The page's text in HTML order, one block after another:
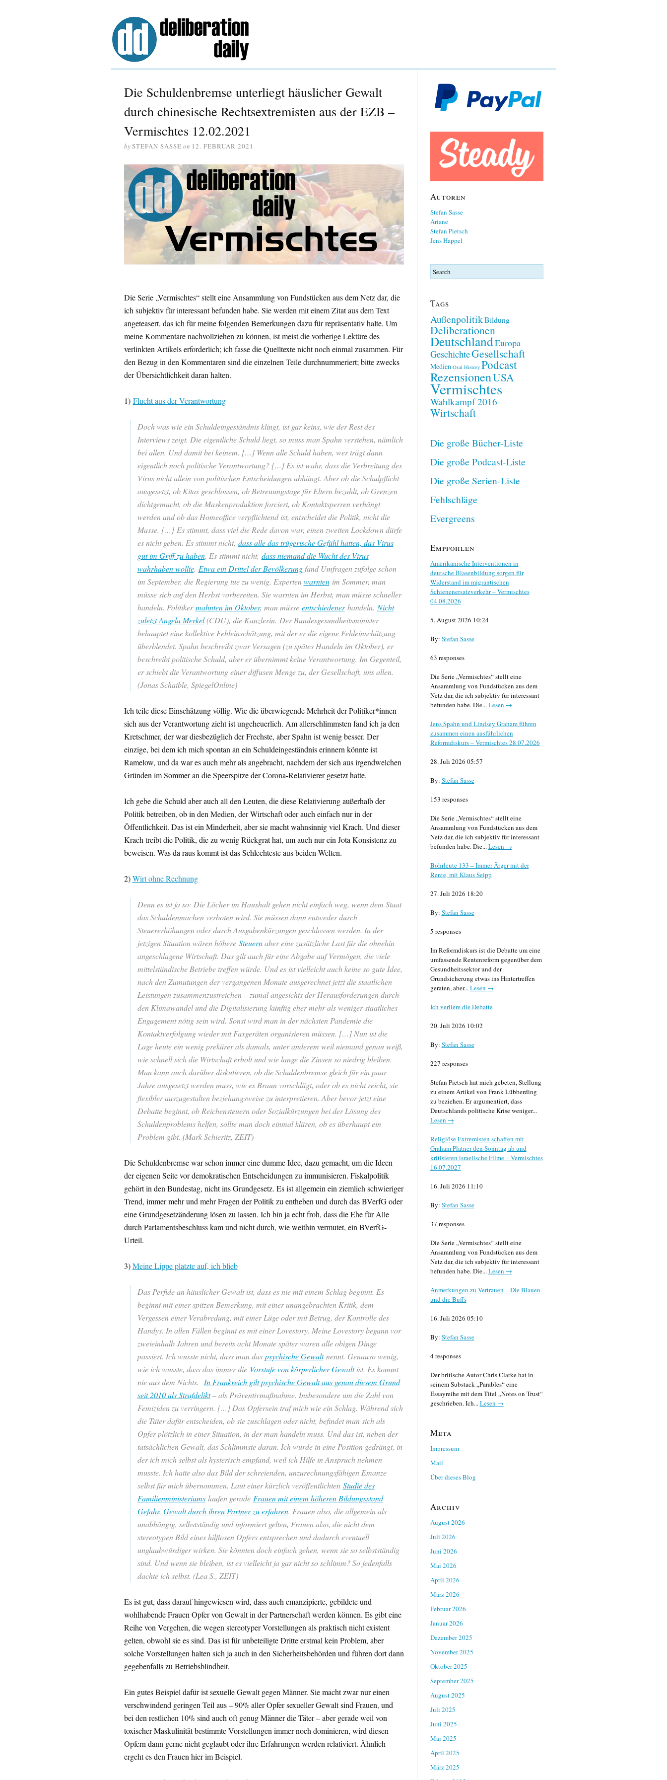
Die Schuldenbremse unterliegt häuslicher Gewalt
durch chinesische Rechtsextremisten aus der EZB –
Vermischtes 12.02.2021
bySTEFAN SASSE on 12. FEBRUAR 2021
Die Serie „Vermischtes“ stellt eine Ansammlung von Fundstücken aus dem Netz dar, die
ich subjektiv für interessant befunden habe. Sie werden mit einem Zitat aus dem Text
angeteasert, das ich für meine folgenden Bemerkungen dazu für repräsentativ halte. Um
meine Kommentare nachvollziehen zu können, ist meist die vorherige Lektüre des
verlinkten Artikels erforderlich; ich fasse die Quelltexte nicht noch einmal zusammen. Für
den Bezug in den Kommentaren sind die einzelnen Teile durchnummeriert; bitte zwecks
der Übersichtlichkeit daran halten.
1) Flucht aus der Verantwortung
Doch was wie ein Schuldeingeständnis klingt, ist gar keins, wie der Rest des
Interviews zeigt. Die eigentliche Schuld liegt, so muss man Spahn verstehen, nämlich
bei allen. Und damit bei keinem. […] Wenn alle Schuld haben, wer trägt dann
eigentlich noch politische Verantwortung? […] Es ist wahr, dass die Verbreitung des
Virus nicht allein von politischen Entscheidungen abhängt. Aber ob die Schulpflicht
ausgesetzt, ob Kitas geschlossen, ob Betreuungstage für Eltern bezahlt, ob Grenzen
dichtgemacht, ob die Maskenproduktion forciert, ob Kontaktsperren verhängt
werden und ob das Homeoffice verpflichtend ist, entscheidet die Politik, nicht die
Masse. […] Es stimmt, dass viel die Rede davon war, einen zweiten Lockdown dürfe
es nicht geben. Es stimmt nicht, dass alle das trügerische Gefühl hatten, das Virus
gut im Griff zu haben. Es stimmt nicht, dass niemand die Wucht des Virus
wahrhaben wollte. Etwa ein Drittel der Bevölkerungfand Umfragen zufolge schon
im September, die Regierung tue zu wenig. Expertenwarntenim Sommer, man
müsse sich auf den Herbst vorbereiten. Sie warnten im Herbst, man müsse schneller
handeln. Politikermahnten im Oktober, man müsse entschiedenerhandeln.Nicht
zuletzt Angela Merkel(CDU), die Kanzlerin. Der Bundesgesundheitsminister
behauptet eine kollektive Fehleinschätzung, mit der er die eigene Fehleinschätzung
überblendet. Spahn beschreibt zwar Versagen (zu spätes Handeln im Oktober), er
beschreibt politische Schuld, aber er übernimmt keine Verantwortung. Im Gegenteil,
er schiebt die Verantwortung einer diffusen Menge zu, der Gesellschaft, uns allen.
(Jonas Schaible, SpiegelOnline)
Ich teile diese Einschätzung völlig. Wie die überwiegende Mehrheit der Politiker*innen
sich aus der Verantwortung zieht ist ungeheuerlich. Am allerschlimmsten fand ich ja den
Kretschmer, der war diesbezüglich der Frechste, aber Spahn ist wenig besser. Der
einzige, bei dem ich mich spontan an ein Schuldeingeständnis erinnern könnte ist
Ramelow, und da war es auch mehr als angebracht, nachdem der sich aus irgendwelchen
Gründen im Sommer an die Speerspitze der Corona-Relativierer gesetzt hatte.
Ich gebe die Schuld aber auch all den Leuten, die diese Relativierung außerhalb der
Politik betreiben, ob in den Medien, der Wirtschaft oder auch einfach nur in der
Öffentlichkeit. Das ist ein Minderheit, aber sie macht wahnsinnig viel Krach. Und dieser
Krach treibt die Politik, die zu wenig Rückgrat hat, um auch nur ein Jota Konsistenz zu
beweisen. Was da raus kommt ist das Schlechteste aus beiden Welten.
2)Wirt ohne Rechnung
Denn es ist ja so: Die Löcher im Haushalt gehen nicht einfach weg, wenn dem Staat
das Schuldenmachen verboten wird. Sie müssen dann entweder durch
Steuererhöhungen oder durch Ausgabenkürzungen geschlossen werden. In der
jetzigen Situation wären höhere Steuernaber eine zusätzliche Last für die ohnehin
angeschlagene Wirtschaft. Das gilt auch für eine Abgabe auf Vermögen, die viele
mittelständische Betriebe treffen würde. Und es ist vielleicht auch keine so gute Idee,
nach den Zumutungen der vergangenen Monate ausgerechnet jetzt die staatlichen
Leistungen zusammenzustreichen – zumal angesichts der Herausforderungen durch
den Klimawandel und die Digitalisierung künftig eher mehr als weniger staatliches
Engagement nötig sein wird. Sonst wird man in der nächsten Pandemie die
Kontaktverfolgung wieder mit Faxgeräten organisieren müssen. […] Nun ist die
Lage heute ein wenig prekärer als damals, unter anderem weil niemand genau weiß,
wie schnell sich die Wirtschaft erholt und wie lange die Zinsen so niedrig bleiben.
Man kann auch darüber diskutieren, ob die Schuldenbremse gleich für ein paar
Jahre ausgesetzt werden muss, wie es Braun vorschlägt, oder ob es nicht reicht, sie
flexibler auszugestalten beziehungsweise zu interpretieren. Aber bevor jetzt eine
Debatte beginnt, ob Reichensteuern oder Sozialkürzungen bei der Lösung des
Schuldenproblems helfen, sollte man doch einmal klären, ob es überhaupt ein
Problem gibt. (Mark Schieritz, ZEIT)
Die Schuldenbremse war schon immer eine dumme Idee, dazu gemacht, um die Ideen
der eigenen Seite vor demokratischen Entscheidungen zu immunisieren. Fiskalpolitik
gehört in den Bundestag, nicht ins Grundgesetz. Es ist allgemein ein ziemlich schwieriger
Trend, immer mehr und mehr Fragen der Politik zu entheben und durch das BVerfG oder
eine Grundgesetzänderung lösen zu lassen. Ich bin ja echt froh, dass die Ehe für Alle
durch Parlamentsbeschluss kam und nicht durch, wie weithin vermutet, ein BVerfG-
Urteil.
3)Meine Lippe platzte auf, ich blieb
Das Perfide an häuslicher Gewalt ist, dass es nie mit einem Schlag beginnt. Es
beginnt mit einer spitzen Bemerkung, mit einer unangebrachten Kritik, dem
Vergessen einer Verabredung, mit einer Lüge oder mit Betrug, der Kontrolle des
Handys. In allen Fällen beginnt es mit einer Lovestory. Meine Lovestory begann vor
zweieinhalb Jahren und bereits acht Monate später waren alle obigen Dinge
passiert. Ich wusste nicht, dass man das psychische Gewaltnennt. Genauso wenig,
wie ich wusste, dass das immer die Vorstufe von körperlicher Gewaltist. Es kommt
nie aus dem Nichts. In Frankreich gilt psychische Gewalt aus genau diesem Grund
seit 2010 als Strafdelikt– als Präventivmaßnahme. Insbesondere um die Zahl von
Femiziden zu verringern. […] Das Opfersein traf mich wie ein Schlag. Während sich
die Täter dafür entscheiden, ob sie zuschlagen oder nicht, befindet man sich als
Opfer plötzlich in einer Situation, in der man handeln muss. Und das ist, neben der
tatsächlichen Gewalt, das Schlimmste daran. Ich wurde in eine Position gedrängt, in
der ich mich selbst als hysterisch empfand, weil ich Hilfe in Anspruch nehmen
musste. Ich hatte also das Bild der schreienden, unzurechnungsfähigen Emanze
selbst für mich übernommen. Laut einer kürzlich veröffentlichten Studie des
Familienministeriumslaufen gerade Frauen mit einem höheren Bildungsstand
Gefahr, Gewalt durch ihren Partner zu erfahren. Frauen also, die allgemein als
unabhängig, selbstständig und informiert gelten, Frauen also, die nicht dem
stereotypen Bild eines hilflosen Opfers entsprechen und dadurch eventuell
unglaubwürdiger wirken. Sie könnten doch einfach gehen, wenn sie so selbstständig
sind. Und wenn sie bleiben, ist es vielleicht ja gar nicht so schlimm? So jedenfalls
dachte ich selbst. (Lea S., ZEIT)
Es ist gut, dass darauf hingewiesen wird, dass auch emanzipierte, gebildete und
wohlhabende Frauen Opfer von Gewalt in der Partnerschaft werden können. Es gibt eine
Reihe von Vergehen, die wegen stereotyper Vorstellungen als praktisch nicht existent
gelten, obwohl sie es sind. Das ist für unbeteiligte Dritte erstmal kein Problem, aber
solche Vorstellungen halten sich ja auch in den Sicherheitsbehörden und führen dort dann
gegebenfalls zu Betriebsblindheit.
Ein gutes Beispiel dafür ist sexuelle Gewalt gegen Männer. Sie macht zwar nur einen
verschwindend geringen Teil aus – 90% aller Opfer sexueller Gewalt sind Frauen, und
bei den restlichen 10% sind auch oft genug Männer die Täter – aber gerade weil von
toxischer Maskulinität bestimmte Vorstellungen immer noch dominieren, wird diesen
Opfern dann gerne nicht geglaubt oder ihre Erfahrungen werden relativiert. Ähnlich
ergeht es den Frauen hier im Beispiel.
Autoren
Stefan Sasse
Ariane
Stefan Pietsch
Jens Happel
Tags
AußenpolitikBildung
Deliberationen
DeutschlandEuropa
GeschichteGesellschaft
Medien Oral History Podcast
RezensionenUSA
Vermischtes
Wahlkampf 2016
Wirtschaft
Die große Bücher-Liste
Die große Podcast-Liste
Die große Serien-Liste
Fehlschläge
Evergreens
Empfohlen
Amerikanische Interventionen in
deutsche Blasenbildung sorgen für
Widerstand im migrantischen
Schienenersatzverkehr – Vermischtes
04.08.2026
5. August 2026 10:24
By: Stefan Sasse
63 responses
Die Serie „Vermischtes“ stellt eine
Ansammlung von Fundstücken aus dem
Netz dar, die ich subjektiv für interessant
befunden habe. Die...Lesen →
Jens Spahn und Lindsey Graham führen
zusammen einen ausführlichen
Reformdiskurs – Vermischtes 28.07.2026
28. Juli 2026 05:57
By: Stefan Sasse
153 responses
Die Serie „Vermischtes“ stellt eine
Ansammlung von Fundstücken aus dem
Netz dar, die ich subjektiv für interessant
befunden habe. Die...Lesen →
Bohrleute 133 – Immer Ärger mit der
Rente, mit Klaus Seipp
27. Juli 2026 18:20
By: Stefan Sasse
5 responses
Im Reformdiskurs ist die Debatte um eine
umfassende Rentenreform gegenüber dem
Gesundheitssektor und der
Grundsicherung etwas ins Hintertreffen
geraten, aber...Lesen →
Ich verliere die Debatte
20. Juli 2026 10:02
By: Stefan Sasse
227 responses
Stefan Pietsch hat mich gebeten, Stellung
zu einem Artikel von Frank Lübberding
zu beziehen. Er argumentiert, dass
Deutschlands politische Krise weniger...
Lesen →
Religiöse Extremisten schaffen mit
Graham Platner den Sonntag ab und
kritisieren israelische Filme – Vermischtes
16.07.2027
16. Juli 2026 11:10
By: Stefan Sasse
37 responses
Die Serie „Vermischtes“ stellt eine
Ansammlung von Fundstücken aus dem
Netz dar, die ich subjektiv für interessant
befunden habe. Die...Lesen →
Anmerkungen zu Vertrauen – Die Blauen
und die Buffs
16. Juli 2026 05:10
By: Stefan Sasse
4 responses
Der britische Autor Chris Clarke hat in
seinem Substack „Parables“ eine
Essayreihe mit dem Titel „Notes on Trust“
geschrieben. Ich...Lesen →
Meta
Impressum
Mail
Über dieses Blog
Archiv
August 2026
Juli 2026
Juni 2026
Mai 2026
April 2026
März 2026
Februar 2026
Januar 2026
Dezember 2025
November 2025
Oktober 2025
September 2025
August 2025
Juli 2025
Juni 2025
Mai 2025
April 2025
März 2025